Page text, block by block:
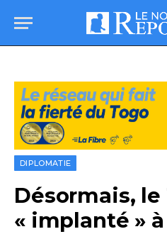
DIPLOMATIE
Désormais, le
« implanté »